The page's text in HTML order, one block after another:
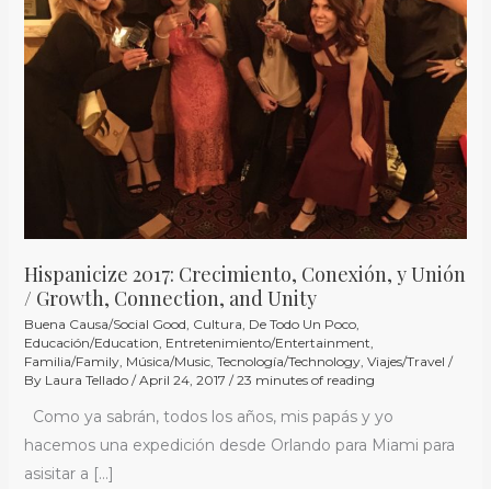
Hispanicize 2017: Crecimiento, Conexión, y Unión
/ Growth, Connection, and Unity
Buena Causa/Social Good Cultura De Todo Un Poco,
Educación/Education Entretenimiento/Entertainment
Familia/Family, Música/Music, Tecnología/Technology, Viajes/Travel /
By Laura Tellado /April 24, 2017 /23 minutes of reading
Como ya sabrán, todos los años, mis papás y yo
hacemos una expedición desde Orlando para Miami para
asisitar a […]
Conexión,
y
Unión
Growth,
Connection,